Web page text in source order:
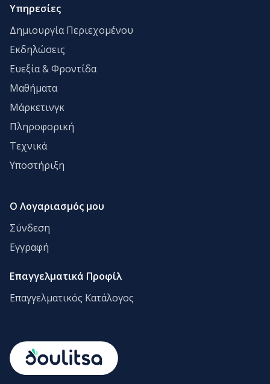
Υπηρεσίες
Δημιουργία Περιεχομένου
Εκδηλώσεις
Ευεξία & Φροντίδα
Μαθήματα
Μάρκετινγκ
Πληροφορική
Τεχνικά
Υποστήριξη
Ο Λογαριασμός μου
Σύνδεση
Εγγραφή
Επαγγελματικά Προφίλ
Επαγγελματικός Κατάλογος